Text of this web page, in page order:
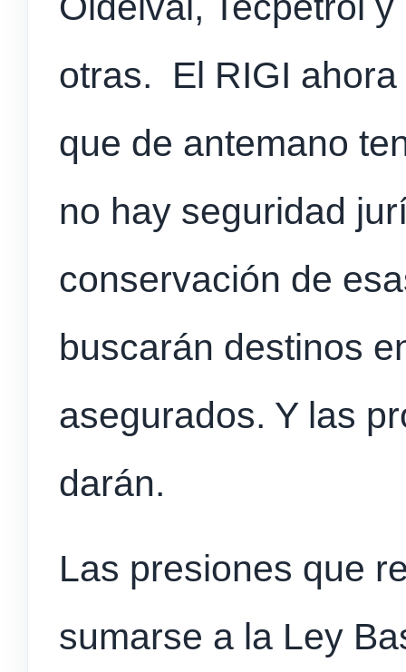
otras. El RIGI
que de antemano
no hay seguridad
conservación de
buscarán destinos
asegurados. Y las
darán.
Las presiones que
sumarse a la Ley